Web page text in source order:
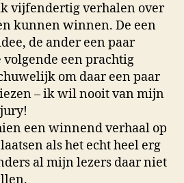
vijfendertig verhalen over
kunnen winnen. De een
de ander een paar
een prachtig
om daar een paar
– ik wil nooit van mijn
een winnend verhaal op
als het echt heel erg
al mijn lezers daar niet